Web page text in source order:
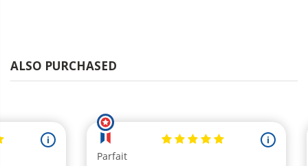
ALSO PURCHASED